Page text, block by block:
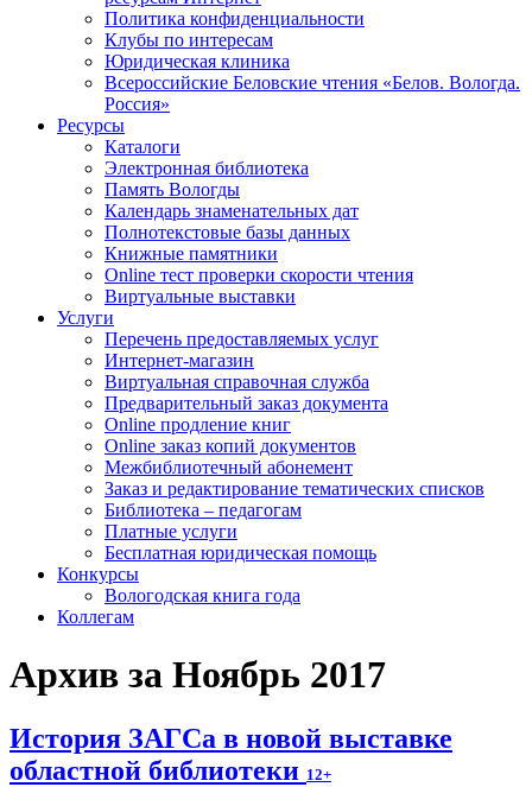
Политика конфиденциальности
Клубы по интересам
Юридическая клиника
Всероссийские Беловские чтения «Белов. Вологда.
Россия»
Ресурсы
Каталоги
Электронная библиотека
Память Вологды
Календарь знаменательных дат
Полнотекстовые базы данных
Книжные памятники
Online тест проверки скорости чтения
Виртуальные выставки
Услуги
Перечень предоставляемых услуг
Интернет-магазин
Виртуальная справочная служба
Предварительный заказ документа
Online продление книг
Online заказ копий документов
Межбиблиотечный абонемент
Заказ и редактирование тематических списков
Библиотека – педагогам
Платные услуги
Бесплатная юридическая помощь
Конкурсы
Вологодская книга года
Коллегам
Архив за Ноябрь 2017
История ЗАГСа в новой выставке
областной библиотеки 12+